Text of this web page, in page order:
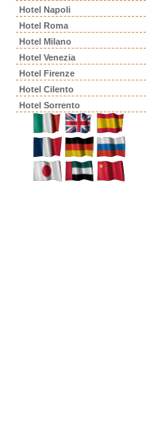
Hotel Napoli
Hotel Roma
Hotel Milano
Hotel Venezia
Hotel Firenze
Hotel Cilento
Hotel Sorrento